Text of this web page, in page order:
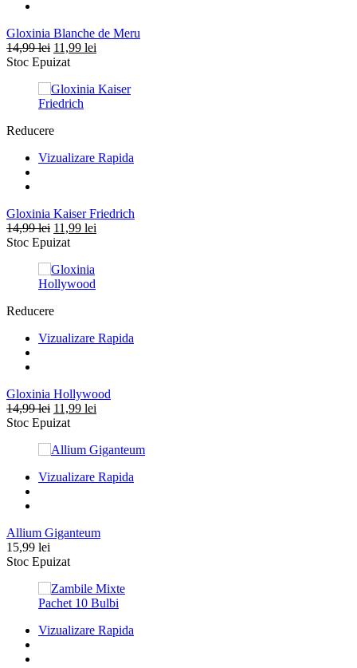
Gloxinia Blanche de Meru
14,99lei Prețul
inițial
fost:
14,99 lei.
11,99 lei
11,99 lei.
Stoc Epuizat
Reducere
Vizualizare Rapida
Gloxinia Kaiser Friedrich
14,99lei Prețul
inițial
fost:
14,99 lei.
11,99 lei
Stoc Epuizat
Reducere
Vizualizare Rapida
Gloxinia Hollywood
14,99lei Prețul
inițial
fost:
11,99 lei
11,99 lei.
Stoc Epuizat
Vizualizare Rapida
Allium Giganteum
15,99 lei
Stoc Epuizat
Vizualizare Rapida